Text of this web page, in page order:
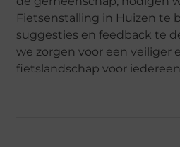
Fietsenstalling in Huizen te
suggesties en feedback te
we zorgen voor een veiliger
fietslandschap voor